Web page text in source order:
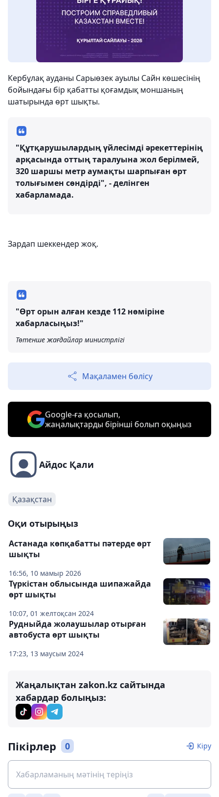
Кербұлақ ауданы Сарыөзек ауылы Сайн көшесінің
бойындағы бір қабатты қоғамдық моншаның
шатырында өрт шықты.
"Құтқарушылардың үйлесімді әрекеттерінің
арқасында оттың таралуына жол берілмей,
320 шаршы метр аумақты шарпыған өрт
толығымен сөндірді", - делінген
хабарламада.
Зардап шеккендер жоқ.
"Өрт орын алған кезде 112 нөміріне
хабарласыңыз!"
Төтенше жағдайлар министрлігі
Мақаламен бөлісу
Google-ға қосылып,
жаңалықтарды бірінші болып оқыңыз
Айдос Қали
Қазақстан
Оқи отырыңыз
16:56, 10 мамыр 2026
Астанада көпқабатты пәтерде өрт
шықты
10:07, 01 желтоқсан 2024
Түркістан облысында шипажайда
өрт шықты
17:23, 13 маусым 2024
Рудныйда жолаушылар отырған
автобуста өрт шықты
Жаңалықтан zakon.kz сайтында
хабардар болыңыз:
Пікірлер 0 Кіру